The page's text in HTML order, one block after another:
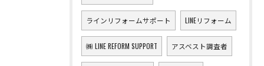
ラインリフォームサポート LINEリフォーム
㈱ LINE REFORM SUPPORT アスベスト調査者